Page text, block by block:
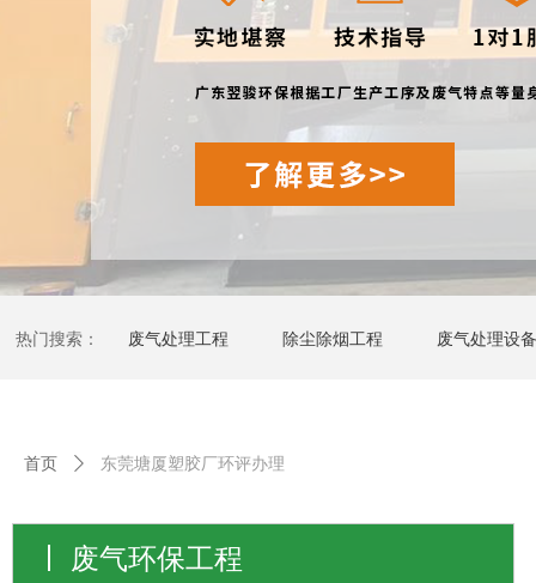
首页 ꄲ 东莞塘厦塑胶厂环评办理
废气环保工程
热门搜索： 废气处理工程 除尘除烟工程 废气处理设